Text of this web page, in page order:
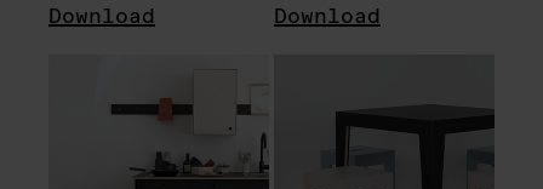
Download Download